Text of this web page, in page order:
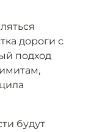
дороги с
подход
будут